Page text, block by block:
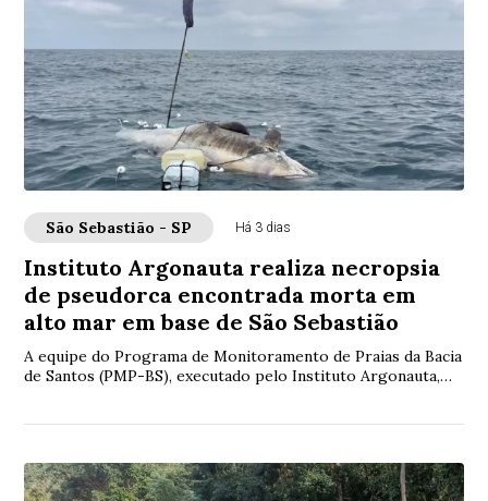
São Sebastião - SP Há 3 dias
Instituto Argonauta realiza necropsia
de pseudorca encontrada morta em
alto mar em base de São Sebastião
A equipe do Programa de Monitoramento de Praias da Bacia
de Santos (PMP-BS), executado pelo Instituto Argonauta,